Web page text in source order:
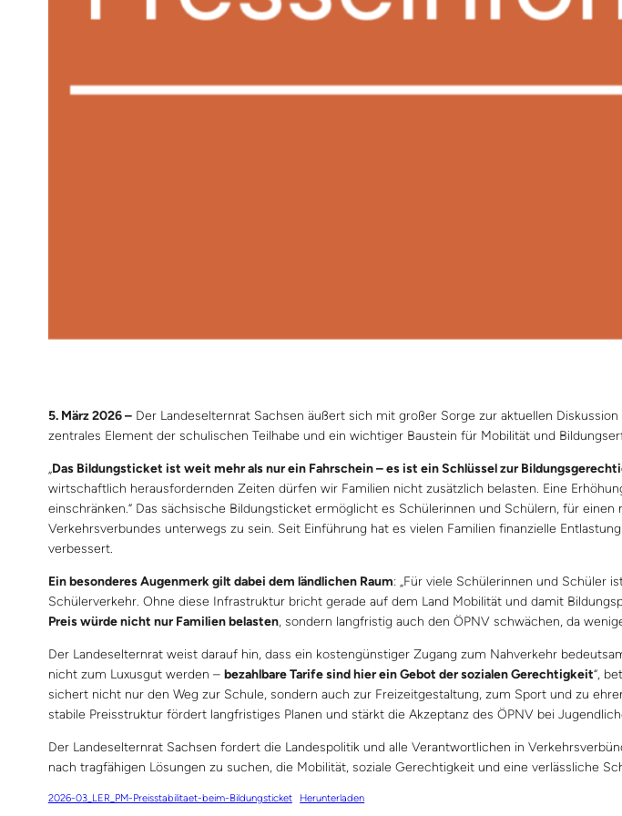
5. März 2026 –Der Landeselternrat Sachsen äußert sich mit großer Sorge zur aktuellen
zentrales Element der schulischen Teilhabe und ein wichtiger Baustein für Mobilität und
„Das Bildungsticket ist weit mehr als nur ein Fahrschein – es ist ein Schlüssel zur
wirtschaftlich herausfordernden Zeiten dürfen wir Familien nicht zusätzlich belasten. Eine
einschränken.“ Das sächsische Bildungsticket ermöglicht es Schülerinnen und Schülern, für
Verkehrsverbundes unterwegs zu sein. Seit Einführung hat es vielen Familien finanzielle
verbessert.
Ein besonderes Augenmerk gilt dabei dem ländlichen Raum: „Für viele Schülerinnen und Schüler
Schülerverkehr. Ohne diese Infrastruktur bricht gerade auf dem Land Mobilität und damit
Preis würde nicht nur Familien belasten, sondern langfristig auch den ÖPNV schwächen, da
Der Landeselternrat weist darauf hin, dass ein kostengünstiger Zugang zum Nahverkehr
nicht zum Luxusgut werden – bezahlbare Tarife sind hier ein Gebot der sozialen Gerechtigkeit“,
sichert nicht nur den Weg zur Schule, sondern auch zur Freizeitgestaltung, zum Sport und zu
stabile Preisstruktur fördert langfristiges Planen und stärkt die Akzeptanz des ÖPNV bei
Der Landeselternrat Sachsen fordert die Landespolitik und alle Verantwortlichen in
nach tragfähigen Lösungen zu suchen, die Mobilität, soziale Gerechtigkeit und eine verlässliche
2026-03_LER_PM-Preisstabilitaet-beim-Bildungsticket Herunterladen